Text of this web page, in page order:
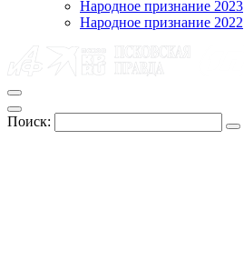
Народное признание 2023
Народное признание 2022
Поиск: